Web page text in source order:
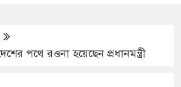
পথে রওনা হয়েছেন প্রধানমন্ত্রী